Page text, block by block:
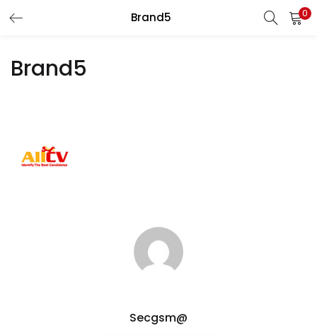
Brand5 0
REGISTER
Enter your username and password to login.
Remember me
Lost password?
Brand5
Secgsm@